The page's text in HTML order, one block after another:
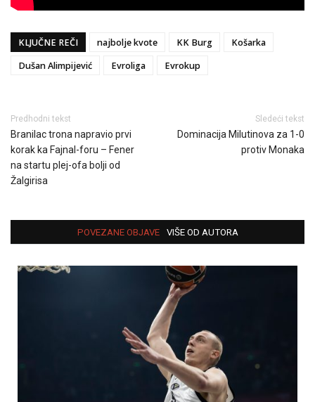
KLJUČNE REČI najbolje kvote KK Burg
Košarka
Dušan Alimpijević
Evroliga Evrokup
Predhodni tekst
Branilac trona napravio prvi
korak ka Fajnal-foru – Fener
na startu plej-ofa bolji od
Žalgirisa
Sledeći tekst
Dominacija Milutinova za 1-0
protiv Monaka
POVEZANE OBJAVE VIŠE OD AUTORA